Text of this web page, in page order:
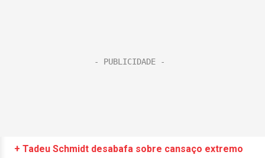
+ Tadeu Schmidt desabafa sobre cansaço extremo